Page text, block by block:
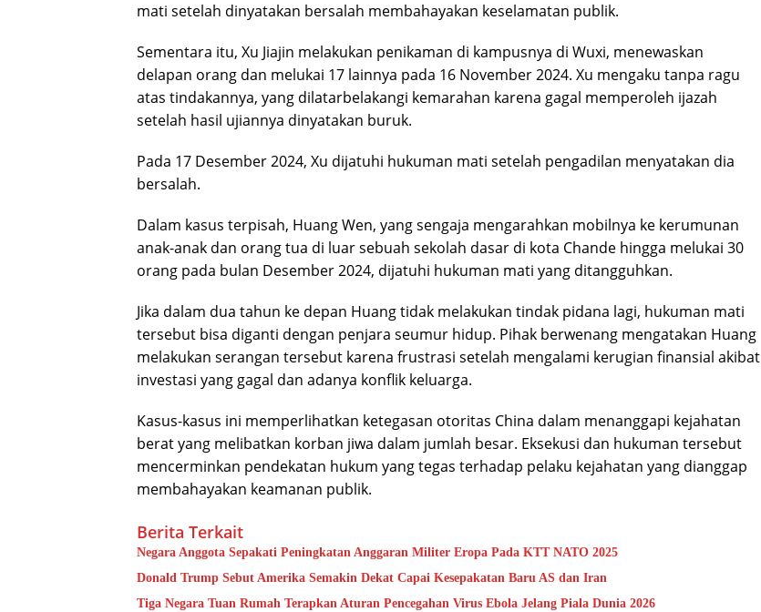
mati setelah dinyatakan bersalah membahayakan keselamatan publik.
Sementara itu, Xu Jiajin melakukan penikaman di kampusnya di Wuxi, menewaskan
delapan orang dan melukai 17 lainnya pada 16 November 2024. Xu mengaku tanpa ragu
atas tindakannya, yang dilatarbelakangi kemarahan karena gagal memperoleh ijazah
setelah hasil ujiannya dinyatakan buruk.
Pada 17 Desember 2024, Xu dijatuhi hukuman mati setelah pengadilan menyatakan dia
bersalah.
Dalam kasus terpisah, Huang Wen, yang sengaja mengarahkan mobilnya ke kerumunan
anak-anak dan orang tua di luar sebuah sekolah dasar di kota Chande hingga melukai 30
orang pada bulan Desember 2024, dijatuhi hukuman mati yang ditangguhkan.
Jika dalam dua tahun ke depan Huang tidak melakukan tindak pidana lagi, hukuman mati
tersebut bisa diganti dengan penjara seumur hidup. Pihak berwenang mengatakan Huang
melakukan serangan tersebut karena frustrasi setelah mengalami kerugian finansial akibat
investasi yang gagal dan adanya konflik keluarga.
Kasus-kasus ini memperlihatkan ketegasan otoritas China dalam menanggapi kejahatan
berat yang melibatkan korban jiwa dalam jumlah besar. Eksekusi dan hukuman tersebut
mencerminkan pendekatan hukum yang tegas terhadap pelaku kejahatan yang dianggap
membahayakan keamanan publik.
Berita Terkait
Negara Anggota Sepakati Peningkatan Anggaran Militer Eropa Pada KTT NATO 2025
Donald Trump Sebut Amerika Semakin Dekat Capai Kesepakatan Baru AS dan Iran
Tiga Negara Tuan Rumah Terapkan Aturan Pencegahan Virus Ebola Jelang Piala Dunia 2026